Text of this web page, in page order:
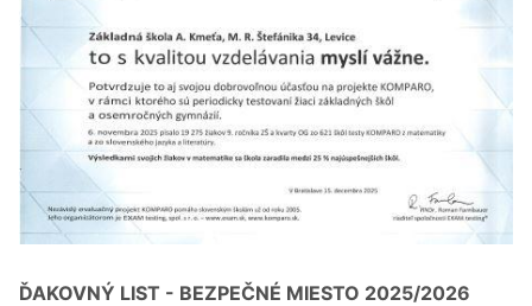
ĎAKOVNÝ LIST - BEZPEČNÉ MIESTO 2025/2026